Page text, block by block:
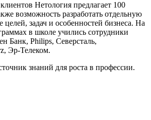
Нетология предлагает 100
возможность разработать отдельную
целей, задач и особенностей бизнеса. На
в школе учились сотрудники
Банк, Philips, Северсталь,
Эр-Телеком.
знаний для роста в профессии.